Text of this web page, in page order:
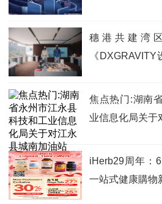
穗港共建湾
《
焦点热门:湖南
业信息化局关于
iHerb29周年：
一站式健康購物